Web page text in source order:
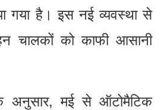
गया है। इस नई व्यवस्था से
चालकों को काफी आसानी
के अनुसार, मई से ऑटोमैटिक